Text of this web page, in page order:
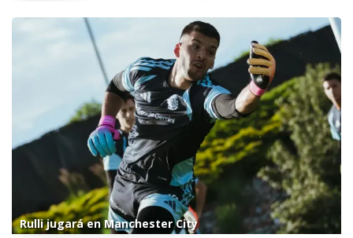
Rulli jugará en Manchester City